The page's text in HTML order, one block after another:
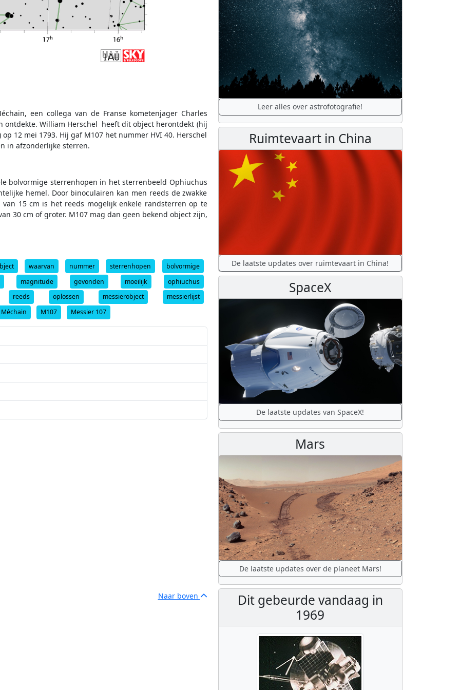
een collega van de Franse kometenjager Charles
ontdekte. William Herschel heeft dit object herontdekt (hij
12 mei 1793. Hij gaf M107 het nummer HVI 40. Herschel
in afzonderlijke sterren.
bolvormige sterrenhopen in het sterrenbeeld Ophiuchus
hemel. Door binoculairen kan men reeds de zwakke
15 cm is het reeds mogelijk enkele randsterren op te
30 cm of groter. M107 mag dan geen bekend object zijn,
waarvan nummer sterrenhopen
bolvormige
magnitude gevonden moeilijk
ophiuchus
reeds oplossen messierobject
messierlijst
M107 Messier 107
Naar boven
Leer alles over astrofotografie!
Ruimtevaart in China
De laatste updates over ruimtevaart in China!
SpaceX
De laatste updates van SpaceX!
Mars
De laatste updates over de planeet Mars!
Dit gebeurde vandaag in
1969